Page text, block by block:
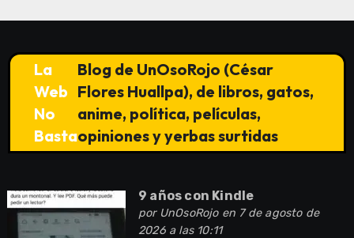
La
Web
No
Basta
Blog de UnOsoRojo (César
Flores Huallpa), de libros, gatos,
anime, política, películas,
opiniones y yerbas surtidas
9 años con Kindle
por UnOsoRojoen 7 de agosto de
2026 a las 10:11